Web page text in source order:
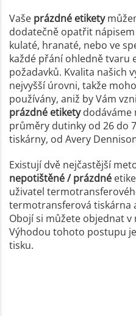
Vaše prázdné etikety
dodatečně opatřit
kulaté, hranaté, nebo ve
každé přání ohledně tvaru
požadavků. Kvalita našich
nejvyšší úrovni, takže
používány, aniž by Vám
prázdné etiketydodáváme
průměry dutinky od 26 do
tiskárny, od Avery
Existují dvě nejčastější
nepotištěné / prázdné
uživatel
termotransferová tiskárna
Obojí si můžete objednat v
Výhodou tohoto postupu
tisku.